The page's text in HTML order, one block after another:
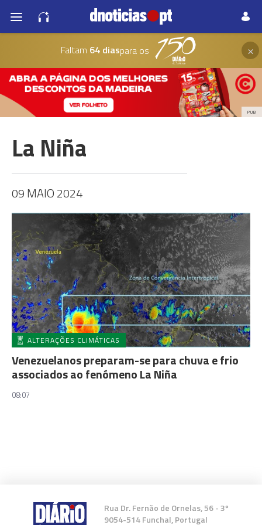
Faltam 64 diaspara os ×
PUB
La Niña
09 MAIO 2024
ALTERAÇÕES CLIMÁTICAS
Venezuelanos preparam-se para chuva e frio
associados ao fenómeno La Niña
08:07
Rua Dr. Fernão de Ornelas, 56 - 3º
9054-514 Funchal, Portugal